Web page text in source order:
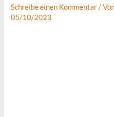
Schreibe einen Kommentar /
05/10/2023